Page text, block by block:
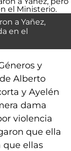
a Yañez,
en el
y
Alberto
y Ayelén
dama
violencia
que ella
que ellas